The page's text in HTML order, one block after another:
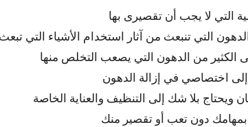
التي لا يجب أن تقصيرى بها
التي تنبعث من آثار استخدام الأشياء التي
الكثير من الدهون التي يصعب التخلص منها
اختصاصي في إزالة الدهون
ويحتاج بلا شك إلى التنظيف والعناية الخاصة
دون تعب أو تقصير منك